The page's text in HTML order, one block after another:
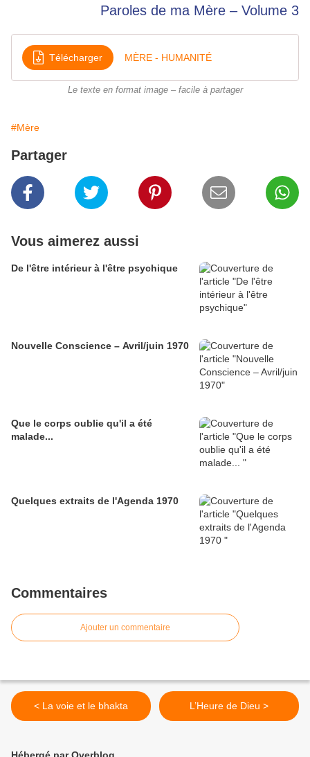
Paroles de ma Mère – Volume 3
Télécharger MÈRE - HUMANITÉ
Le texte en format image – facile à partager
#Mère
Partager
Vous aimerez aussi
De l'être intérieur à l'être psychique
Nouvelle Conscience – Avril/juin 1970
Que le corps oublie qu'il a été
malade...
Quelques extraits de l'Agenda 1970
Commentaires
Ajouter un commentaire
< La voie et le bhakta L’Heure de Dieu >